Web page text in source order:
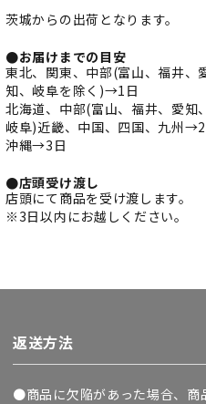
茨城からの出荷となります。
●お届けまでの目安
東北、関東、中部(富山、福井、
知、岐阜を除く)→1日
北海道、中部(富山、福井、愛知、
岐阜)近畿、中国、四国、九州
沖縄→3日
●店頭受け渡し
店頭にて商品を受け渡します。
※3日以内にお越しください。
返送方法
●商品に欠陥があった場合、商